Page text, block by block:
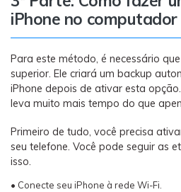
iPhone no
Para este método, é necessário
superior. Ele criará um backup
iPhone depois de ativar esta
leva muito mais tempo do que
Primeiro de tudo, você precisa
seu telefone. Você pode seguir as
isso.
• Conecte seu iPhone à rede Wi-Fi.